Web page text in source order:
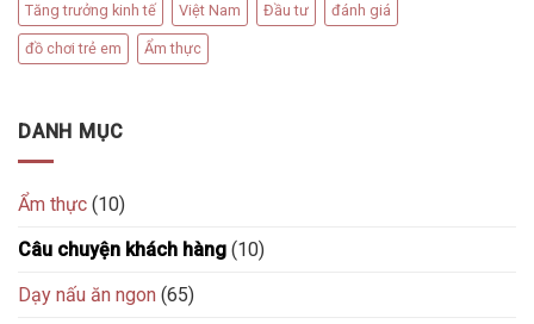
Tăng trưởng kinh tế Việt Nam Đầu tư đánh giá
đồ chơi trẻ em Ẩm thực
DANH MỤC
Ẩm thực (10)
Câu chuyện khách hàng (10)
Dạy nấu ăn ngon (65)